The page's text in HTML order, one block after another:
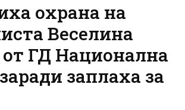
охрана на
Веселина
ГД Национална
заплаха за